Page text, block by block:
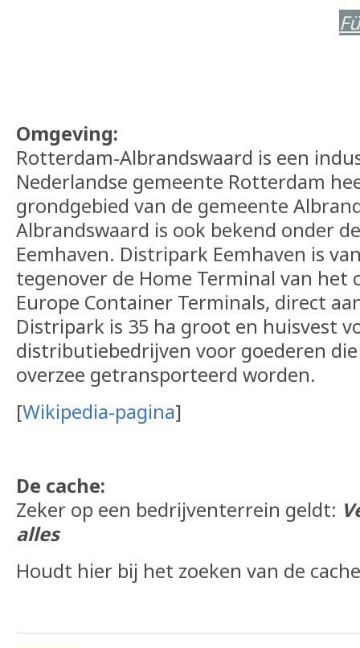
Omgeving:
Rotterdam-Albrandswaard is een
Nederlandse gemeente Rotterdam
grondgebied van de gemeente
Albrandswaard is ook bekend onder
Eemhaven. Distripark Eemhaven is
tegenover de Home Terminal van
Europe Container Terminals, direct
Distripark is 35 ha groot en huisvest
distributiebedrijven voor goederen
overzee getransporteerd worden.
[Wikipedia-pagina]
De cache:
Zeker op een bedrijventerrein geldt:
alles
Houdt hier bij het zoeken van de